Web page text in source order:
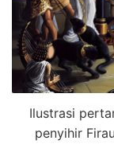
Ilustrasi
penyihir